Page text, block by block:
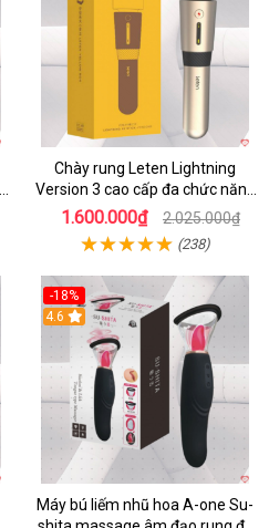
Chày rung Leten Lightning
Version 3 cao cấp đa chức năng
kích thích
1.600.000₫ 2.025.000₫
(238)
-18%
4.6
Máy bú liếm nhũ hoa A-one Su-